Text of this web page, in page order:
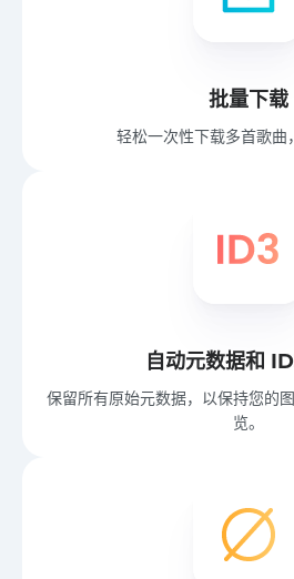
批量下载
轻松一次性下载多首歌曲
自动元数据和
保留所有原始元数据，以保持您的
览。